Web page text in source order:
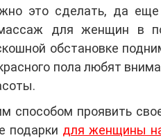
это сделать, да
для женщин в
обстановке
пола любят
проявить
подарки для женщины